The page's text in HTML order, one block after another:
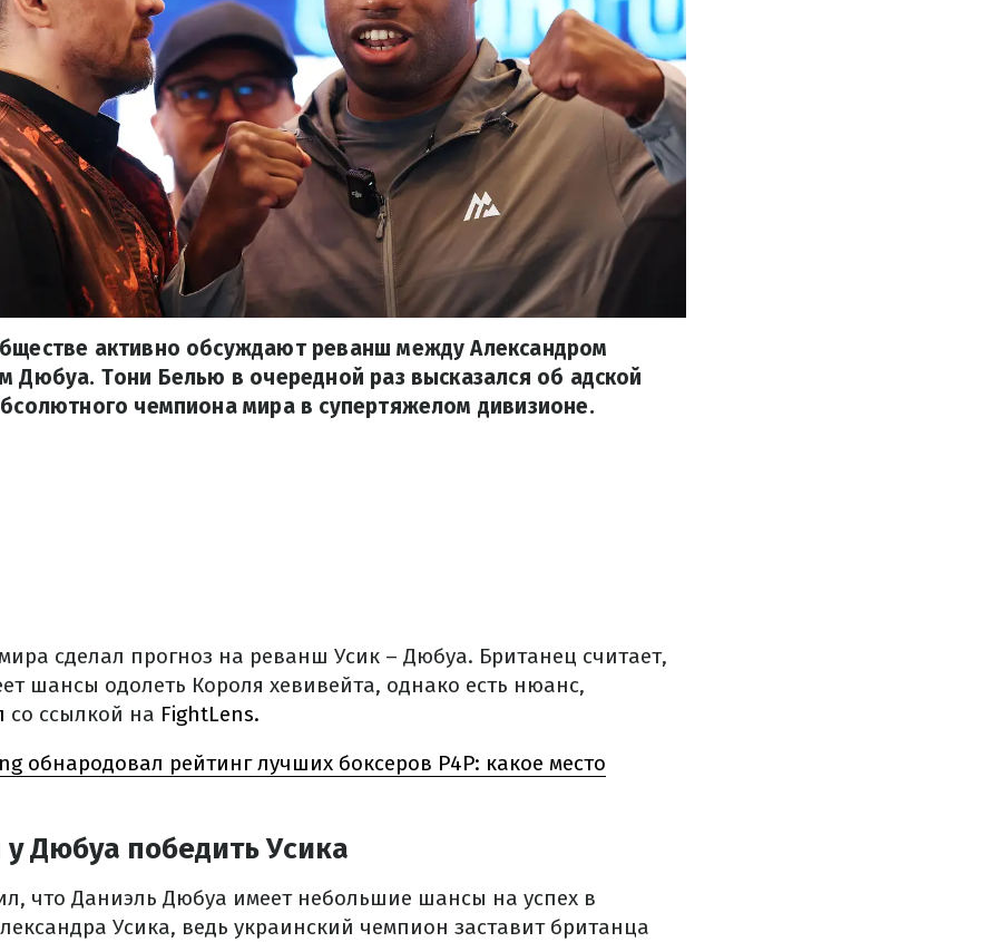
активно обсуждают реванш между Александром
Дюбуа. Тони Белью в очередной раз высказался об адской
чемпиона мира в супертяжелом дивизионе.
сделал прогноз на реванш Усик – Дюбуа. Британец считает,
шансы одолеть Короля хевивейта, однако есть нюанс,
со ссылкой на FightLens.
обнародовал рейтинг лучших боксеров P4P: какое место
Дюбуа победить Усика
что Даниэль Дюбуа имеет небольшие шансы на успех в
Усика, ведь украинский чемпион заставит британца